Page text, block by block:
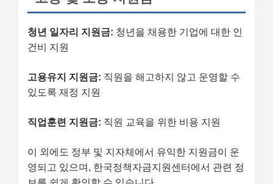
청년 일자리 지원금: 청년을 채용한 기업에 대한 인
건비 지원
고용유지 지원금: 직원을 해고하지 않고 운영할 수
있도록 재정 지원
직업훈련 지원금: 직원 교육을 위한 비용 지원
이 외에도 정부 및 지자체에서 유익한 지원금이 운
영되고 있으며, 한국정책자금지원센터에서 관련 정